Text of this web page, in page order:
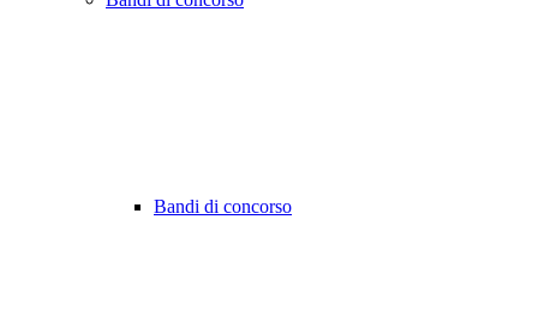
Bandi di concorso